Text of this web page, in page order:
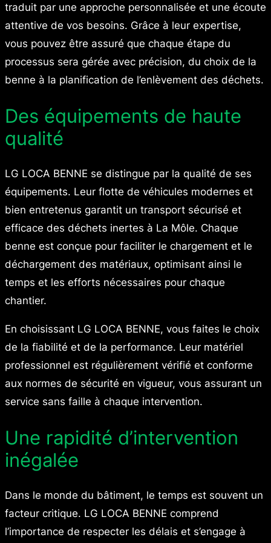
traduit par une approche personnalisée et une écoute
attentive de vos besoins. Grâce à leur expertise,
vous pouvez être assuré que chaque étape du
processus sera gérée avec précision, du choix de la
benne à la planification de l’enlèvement des déchets.
Des équipements de haute
qualité
LG LOCA BENNE se distingue par la qualité de ses
équipements. Leur flotte de véhicules modernes et
bien entretenus garantit un transport sécurisé et
efficace des déchets inertes à La Môle. Chaque
benne est conçue pour faciliter le chargement et le
déchargement des matériaux, optimisant ainsi le
temps et les efforts nécessaires pour chaque
chantier.
En choisissant LG LOCA BENNE, vous faites le choix
de la fiabilité et de la performance. Leur matériel
professionnel est régulièrement vérifié et conforme
aux normes de sécurité en vigueur, vous assurant un
service sans faille à chaque intervention.
Une rapidité d’intervention
inégalée
Dans le monde du bâtiment, le temps est souvent un
facteur critique. LG LOCA BENNE comprend
l’importance de respecter les délais et s’engage à